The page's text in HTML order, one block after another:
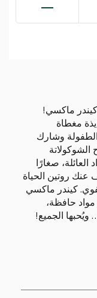
ماكسي!
مغطاة
وشارك
صغارًا
عنك روتين الحياة
كيندر ماكسي
مواد حافظة،
الجميع!